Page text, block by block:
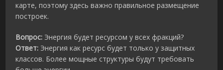
карте, поэтому здесь важно правильное размещение
построек.
Вопрос: Энергия будет ресурсом у всех фракций?
Ответ: Энергия как ресурс будет только у защитных
классов. Более мощные структуры будут требовать